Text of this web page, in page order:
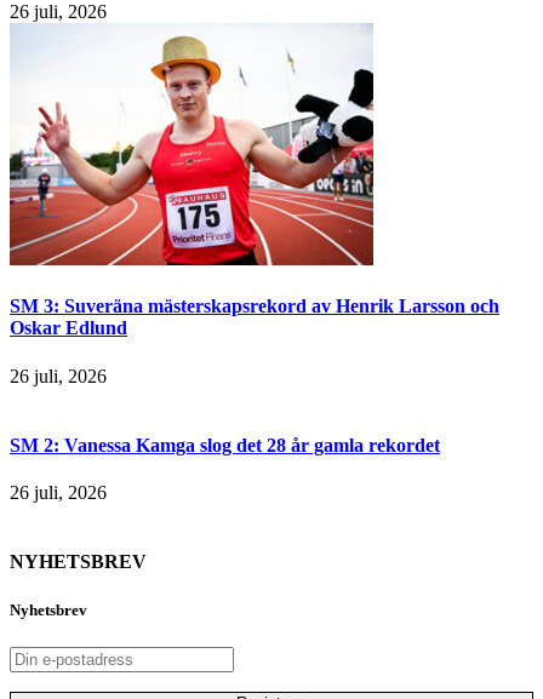
26 juli, 2026
SM 3: Suveräna mästerskapsrekord av Henrik Larsson och
Oskar Edlund
26 juli, 2026
SM 2: Vanessa Kamga slog det 28 år gamla rekordet
26 juli, 2026
NYHETSBREV
Nyhetsbrev